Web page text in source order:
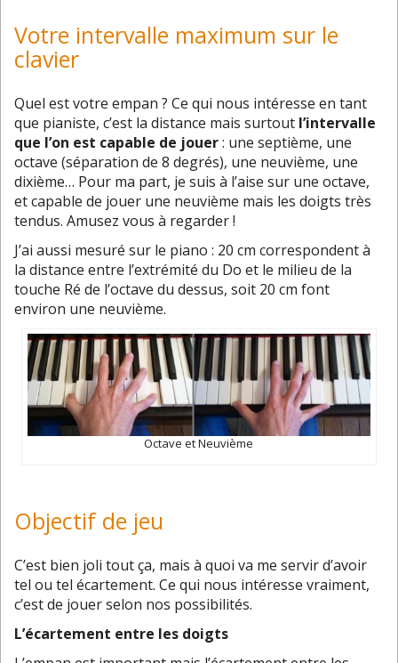
Votre intervalle maximum sur le
clavier
Quel est votre empan ? Ce qui nous intéresse en tant
que pianiste, c’est la distance mais surtout l’intervalle
que l’on est capable de jouer: une septième, une
octave (séparation de 8 degrés), une neuvième, une
dixième… Pour ma part, je suis à l’aise sur une octave,
et capable de jouer une neuvième mais les doigts très
tendus. Amusez vous à regarder !
J’ai aussi mesuré sur le piano : 20 cm correspondent à
la distance entre l’extrémité du Do et le milieu de la
touche Ré de l’octave du dessus, soit 20 cm font
environ une neuvième.
Octave et Neuvième
Objectif de jeu
C’est bien joli tout ça, mais à quoi va me servir d’avoir
tel ou tel écartement. Ce qui nous intéresse vraiment,
c’est de jouer selon nos possibilités.
L’écartement entre les doigts